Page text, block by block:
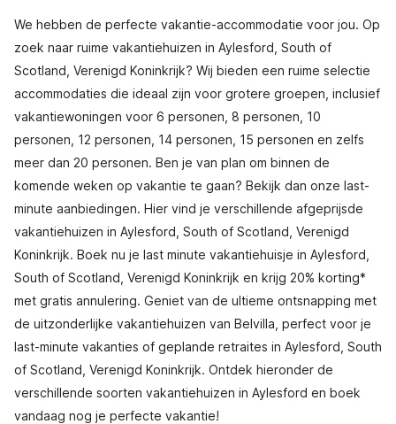
We hebben de perfecte vakantie-accommodatie voor jou. Op
zoek naar ruime vakantiehuizen in Aylesford, South of
Scotland, Verenigd Koninkrijk? Wij bieden een ruime selectie
accommodaties die ideaal zijn voor grotere groepen, inclusief
vakantiewoningen voor 6 personen, 8 personen, 10
personen, 12 personen, 14 personen, 15 personen en zelfs
meer dan 20 personen. Ben je van plan om binnen de
komende weken op vakantie te gaan? Bekijk dan onze last-
minute aanbiedingen. Hier vind je verschillende afgeprijsde
vakantiehuizen in Aylesford, South of Scotland, Verenigd
Koninkrijk. Boek nu je last minute vakantiehuisje in Aylesford,
South of Scotland, Verenigd Koninkrijk en krijg 20% korting*
met gratis annulering. Geniet van de ultieme ontsnapping met
de uitzonderlijke vakantiehuizen van Belvilla, perfect voor je
last-minute vakanties of geplande retraites in Aylesford, South
of Scotland, Verenigd Koninkrijk. Ontdek hieronder de
verschillende soorten vakantiehuizen in Aylesford en boek
vandaag nog je perfecte vakantie!